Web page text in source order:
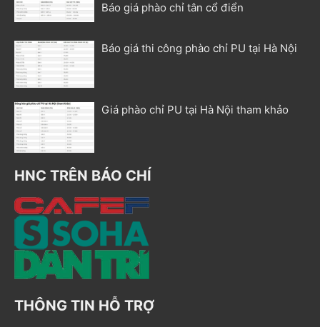
Báo giá phào chỉ tân cổ điển
Báo giá thi công phào chỉ PU tại Hà Nội
Giá phào chỉ PU tại Hà Nội tham khảo
HNC TRÊN BÁO CHÍ
THÔNG TIN HỖ TRỢ